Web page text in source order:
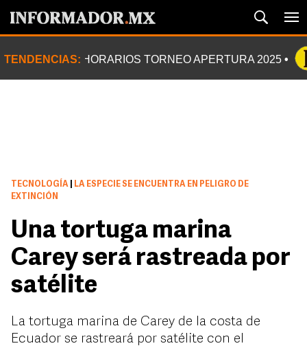
TENDENCIAS: HORARIOS TORNEO APERTURA 2025
TECNOLOGÍA
LA ESPECIE SE ENCUENTRA EN PELIGRO DE
EXTINCIÓN
Una tortuga marina
Carey será rastreada por
satélite
La tortuga marina de Carey de la costa de
Ecuador se rastreará por satélite con el